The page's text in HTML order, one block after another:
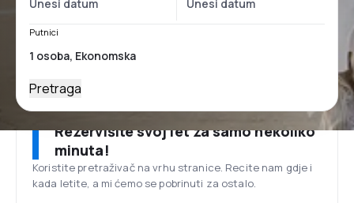
Putnici
Pretraga
Rezervišite svoj let za samo nekoliko
minuta!
Koristite pretraživač na vrhu stranice. Recite nam gdje i
kada letite, a mi ćemo se pobrinuti za ostalo.